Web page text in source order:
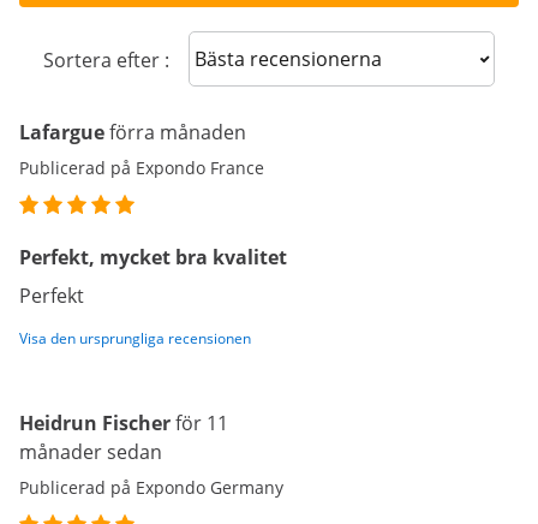
Sortera efter : Sort reviews
Lafargueförra månaden
Publicerad på Expondo France
Perfekt, mycket bra kvalitet
Perfekt
Visa den ursprungliga recensionen
Heidrun Fischerför 11
månader sedan
Publicerad på Expondo Germany